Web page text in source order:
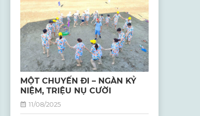
MỘT CHUYẾN ĐI – NGÀN KỶ
NIỆM, TRIỆU NỤ CƯỜI
11/08/2025